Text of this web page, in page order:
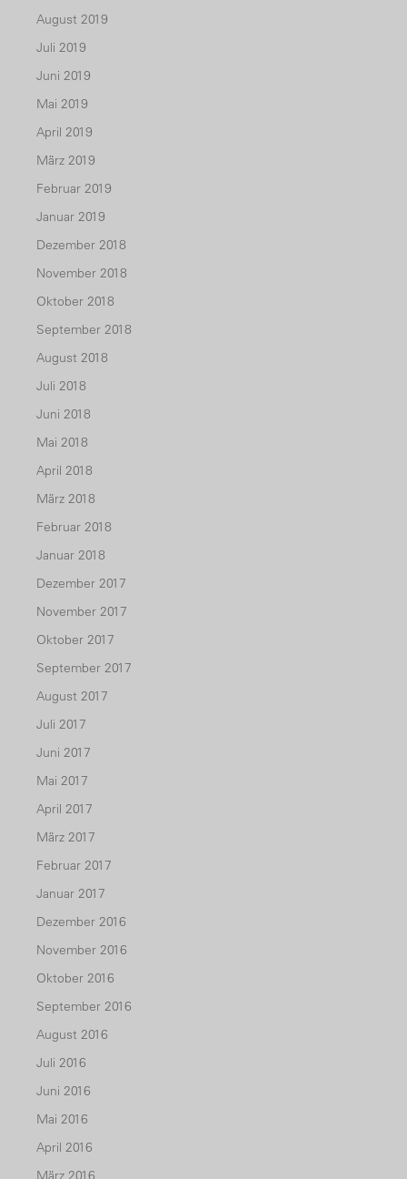
August 2019
Juli 2019
Juni 2019
Mai 2019
April 2019
März 2019
Februar 2019
Januar 2019
Dezember 2018
November 2018
Oktober 2018
September 2018
August 2018
Juli 2018
Juni 2018
Mai 2018
April 2018
März 2018
Februar 2018
Januar 2018
Dezember 2017
November 2017
Oktober 2017
September 2017
August 2017
Juli 2017
Juni 2017
Mai 2017
April 2017
März 2017
Februar 2017
Januar 2017
Dezember 2016
November 2016
Oktober 2016
September 2016
August 2016
Juli 2016
Juni 2016
Mai 2016
April 2016
März 2016